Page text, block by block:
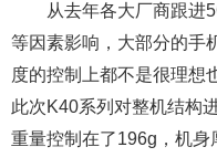
从去年各大厂商跟进
等因素影响，大部分的手
度的控制上都不是很理想
此次K40系列对整机结构
重量控制在了196g，机身